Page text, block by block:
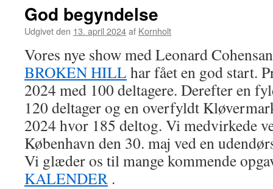
God begyndelse
Udgivet den 13. april 2024af Kornholt
Vores nye show med Leonard
BROKEN HILL har fået en god start.
2024 med 100 deltagere. Derefter en
120 deltager og en overfyldt
2024 hvor 185 deltog. Vi medvirkede
København den 30. maj ved en
Vi glæder os til mange kommende
KALENDER .